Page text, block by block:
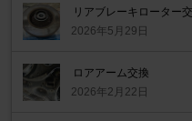
リアブレーキローター
2026年5月29日
ロアアーム交換
2026年2月22日